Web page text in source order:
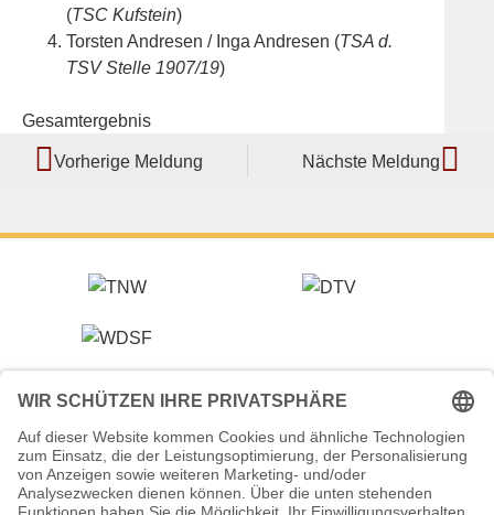
(TSC Kufstein)
Torsten Andresen / Inga Andresen (TSA d.
TSV Stelle 1907/19)
Gesamtergebnis
Vorherige Meldung Nächste Meldung
Veranstalter (Ausrichter):
Tanzsportverband Nordrhein-Westfalen e.V.
Veranstaltungsort: